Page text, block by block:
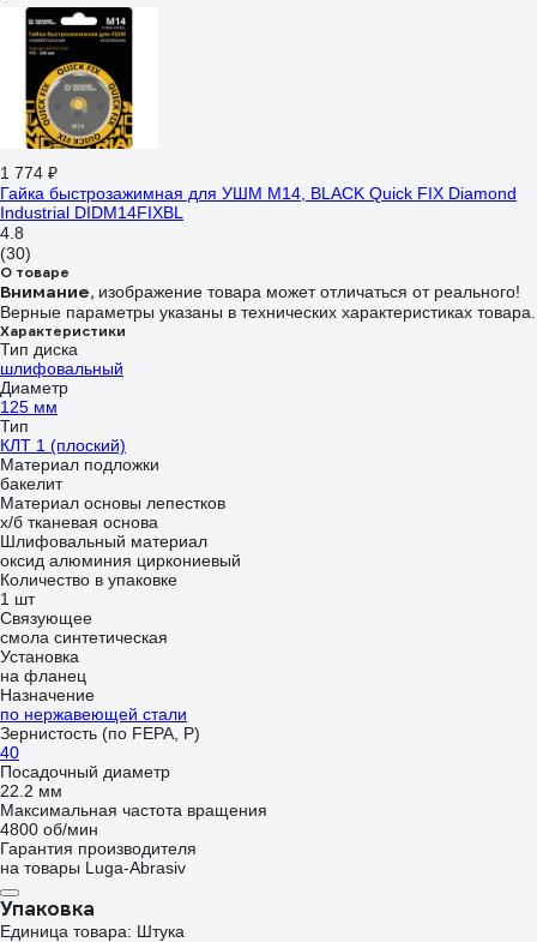
1 774 ₽
Гайка быстрозажимная для УШМ М14, BLACK Quick FIX Diamond
Industrial DIDM14FIXBL
4.8
(30)
О товаре
Внимание, изображение товара может отличаться от реального!
Верные параметры указаны в технических характеристиках товара.
Характеристики
Тип диска
шлифовальный
Диаметр
125 мм
Тип
КЛТ 1 (плоский)
Материал подложки
бакелит
Материал основы лепестков
х/б тканевая основа
Шлифовальный материал
оксид алюминия циркониевый
Количество в упаковке
1 шт
Связующее
смола синтетическая
Установка
на фланец
Назначение
по нержавеющей стали
Зернистость (по FEPA, P)
40
Посадочный диаметр
22.2 мм
Максимальная частота вращения
4800 об/мин
Гарантия производителя
на товары Luga-Abrasiv
Упаковка
Единица товара: Штука